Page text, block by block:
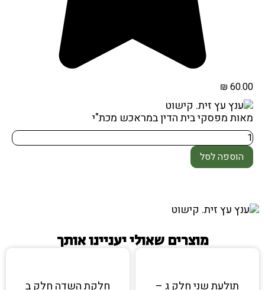
₪ 60.00
מאות מפסקי בית הדין במראכש מכת"י
הוספה לסל
מוצרים שאולי יעניינו אותך
תולעת שני חלק ג – חלקת השדה חלק ב